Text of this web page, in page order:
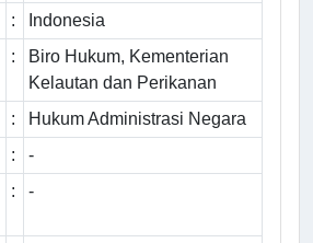
:
Indonesia
:
Biro Hukum, Kementerian
Kelautan dan Perikanan
:
Hukum Administrasi Negara
:
-
: -